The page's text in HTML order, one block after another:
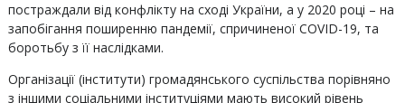
постраждали від конфлікту на сході України, а у 2020 році – на
запобігання поширенню пандемії, спричиненої COVID-19, та
боротьбу з її наслідками.
Організації (інститути) громадянського суспільства порівняно
з іншими соціальними інституціями мають високий рівень